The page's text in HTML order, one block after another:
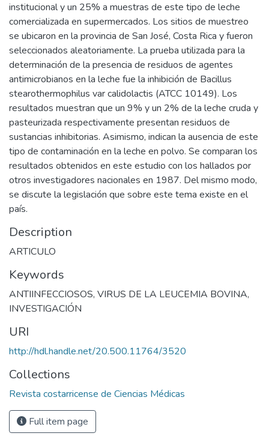
institucional y un 25% a muestras de este tipo de leche
comercializada en supermercados. Los sitios de muestreo
se ubicaron en la provincia de San José, Costa Rica y fueron
seleccionados aleatoriamente. La prueba utilizada para la
determinación de la presencia de residuos de agentes
antimicrobianos en la leche fue la inhibición de Bacillus
stearothermophilus var calidolactis (ATCC 10149). Los
resultados muestran que un 9% y un 2% de la leche cruda y
pasteurizada respectivamente presentan residuos de
sustancias inhibitorias. Asimismo, indican la ausencia de este
tipo de contaminación en la leche en polvo. Se comparan los
resultados obtenidos en este estudio con los hallados por
otros investigadores nacionales en 1987. Del mismo modo,
se discute la legislación que sobre este tema existe en el
país.
Description
ARTICULO
Keywords
ANTIINFECCIOSOS, VIRUS DE LA LEUCEMIA BOVINA,
INVESTIGACIÓN
URI
http://hdl.handle.net/20.500.11764/3520
Collections
Revista costarricense de Ciencias Médicas
Full item page